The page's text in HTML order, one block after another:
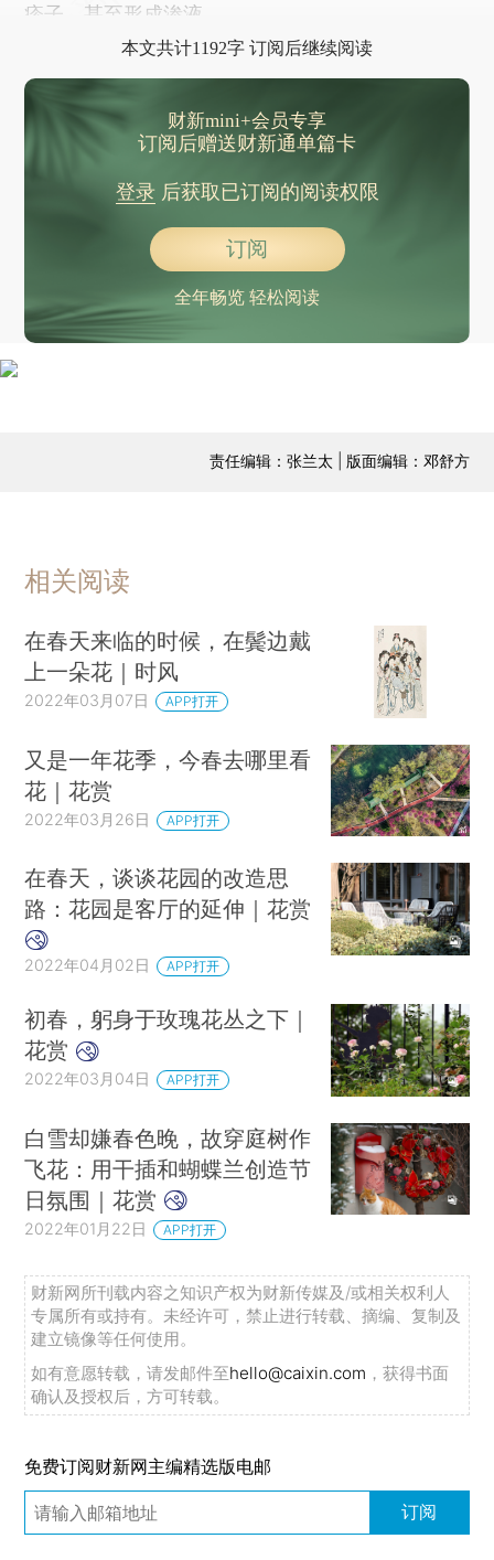
疹子，甚至形成渗液。
本文共计1192字 订阅后继续阅读
财新mini+会员专享
订阅后赠送财新通单篇卡
登录后获取已订阅的阅读权限
订阅
全年畅览 轻松阅读
责任编辑：张兰太 | 版面编辑：邓舒方
相关阅读
在春天来临的时候，在鬓边戴
上一朵花｜时风
2022年03月07日 APP打开
又是一年花季，今春去哪里看
花｜花赏
2022年03月26日 APP打开
在春天，谈谈花园的改造思
路：花园是客厅的延伸｜花赏
2022年04月02日 APP打开
初春，躬身于玫瑰花丛之下｜
花赏
2022年03月04日 APP打开
白雪却嫌春色晚，故穿庭树作
飞花：用干插和蝴蝶兰创造节
日氛围｜花赏
2022年01月22日 APP打开
财新网所刊载内容之知识产权为财新传媒及/或相关权利人
专属所有或持有。未经许可，禁止进行转载、摘编、复制及
建立镜像等任何使用。
如有意愿转载，请发邮件至hello@caixin.com ，获得书面
确认及授权后，方可转载。
免费订阅财新网主编精选版电邮
订阅